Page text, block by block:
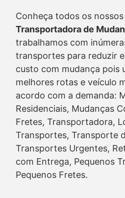
Conheça todos os
Transportadora de
trabalhamos com
transportes para reduzir
custo com mudança pois
melhores rotas e veículo
acordo com a demanda:
Residenciais, Mudanças
Fretes, Transportadora,
Transportes, Transporte
Transportes Urgentes,
com Entrega, Pequenos
Pequenos Fretes.